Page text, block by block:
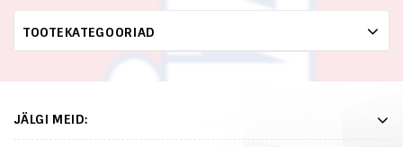
TOOTEKATEGOORIAD
JÄLGI MEID: